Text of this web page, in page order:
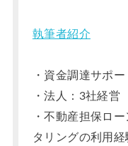
執筆者紹介
・資金調達サポ
・法人：3社経営
・不動産担保ロ
タリングの利用経